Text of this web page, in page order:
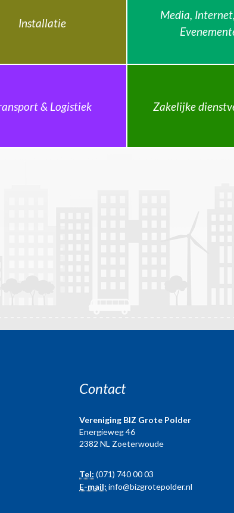
Installatie
Media,
& Logistiek Zakelijke
Contact
Vereniging BIZ Grote Polder
Energieweg 46
2382 NL Zoeterwoude
Tel: (071) 740 00 03
E-mail: info@bizgrotepolder.nl